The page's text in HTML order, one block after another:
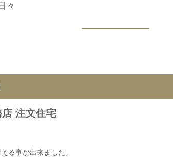
々
注文住宅
る事が出来ました。